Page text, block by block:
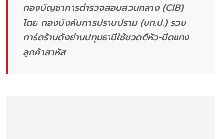
กองบัญชาการตำรวจสอบสวนกลาง (CIB)
โดย กองบังคับการปราบปราม (บก.ป.) รวบ
การ์ดร้านดังย่านปทุมธานีใช้ขวดตีหัว-มีดแทง
ลูกค้าสาหัส